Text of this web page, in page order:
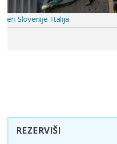
Putovanje u Budimpeštu 2026
REZERVIŠI